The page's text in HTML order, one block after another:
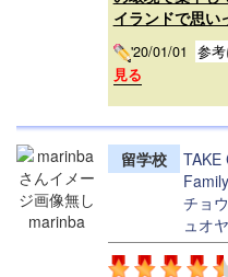
イランドで思い
'20/01/01 参
見る
marinba
留学校
チョ
ュオ